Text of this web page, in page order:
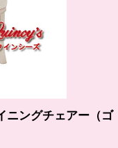
ングチェアー（ゴ